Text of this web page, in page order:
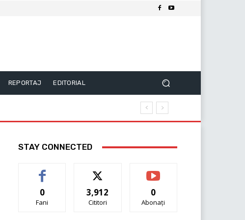
REPORTAJ EDITORIAL
STAY CONNECTED
0
Fani
3,912
Cititori
0
Abonați